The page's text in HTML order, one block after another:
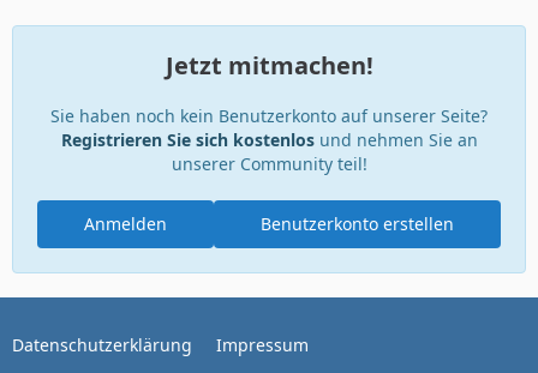
Jetzt mitmachen!
Sie haben noch kein Benutzerkonto auf unserer Seite?
Registrieren Sie sich kostenlosund nehmen Sie an
unserer Community teil!
Benutzerkonto erstellen
Anmelden
Datenschutzerklärung Impressum